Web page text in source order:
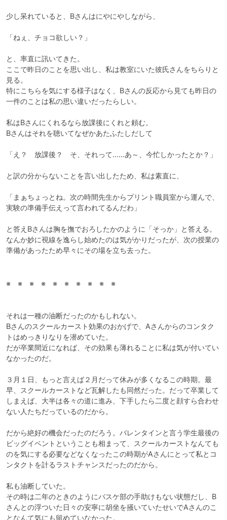
少し呆れていると、Bさんはにやにやしながら、
「ねぇ、チョコ欲しい？」
と、率直に訊いてきた。
ここで昨日のことを思い出し、私は教室にいた彼氏さんをちらりと
見る。
特にこちらを気にする様子はなく、Bさんの反応から見ても昨日の
一件のことは私の思い違いだったらしい。
私はBさんにくれるなら放課後にくれと頼む。
Bさんはそれを聴いてなぜかあたふたしだして
「え？　放課後？　そ、それって……あ～、今忙しかったとか？」
と訳の分からないことを言い出したため、私は素直に、
「まぁちょっとね。次の時間先生からプリント職員室から運んで、
実験の準備手伝えって言われてるんだわ」
と答えBさんは胸を撫でおろしたかのように「そっか」と答える。
なんか妙に視線を逸らし始めたのは気がかりだったが、次の授業の
準備があったため早々にその場を立ち去った。
※　※　※　※　※　※　※　※　※　※
それは一種の油断だったのかもしれない。
Bさんのスクールカースト効果のおかげで、Aさんからのコンタク
トはめっきりなりを潜めていた。
だが卒業間近になれば、その効果も薄れることに私は気が付いてい
なかったのだ。
３月１日、もっと言えば２月だって休みが多くなるこの時期。最
早、スクールカーストなど瓦解したも同然だった。だって卒業して
しまえば、大半は各々の道に進み、下手したら二度と顔すら合わせ
ない人たちだっているのだから。
だから絶好の機会だったのだろう。バレンタインと言う学生最後の
ビッグイベントということも相まって、スクールカーストなんても
のを気にする必要などなくなったこの時期がAさんにとって私とコ
ンタクトを計るラストチャンスだったのだから。
私も油断していた。
その時は二年のときのようにバスケ部の手助けもない状態だし、B
さんとの浮ついた日々の安寧に胡坐を掻いていたせいでAさんのこ
となんて気にも留めていなかった。